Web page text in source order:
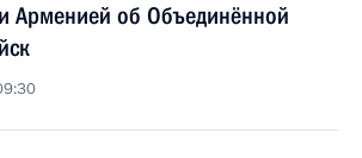
Арменией об Объединённой